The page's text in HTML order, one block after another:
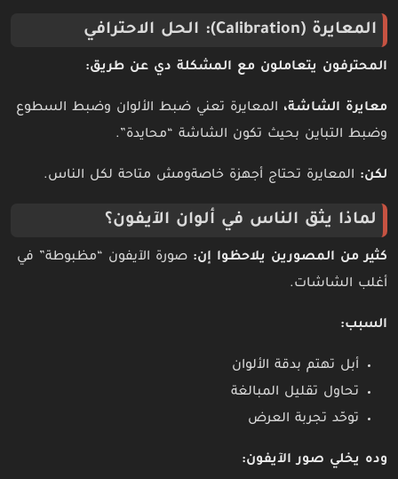
المعايرة (Calibration): الحل الاحترافي
المحترفون يتعاملون مع المشكلة دي عن طريق:
معايرة الشاشة، المعايرة تعني ضبط الألوان وضبط السطوع
وضبط التباين بحيث تكون الشاشة “محايدة”.
لكن: المعايرة تحتاج أجهزة خاصةومش متاحة لكل الناس.
لماذا يثق الناس في ألوان الآيفون؟
كثير من المصورين يلاحظوا إن: صورة الآيفون “مظبوطة” في
أغلب الشاشات.
السبب:
أبل تهتم بدقة الألوان
تحاول تقليل المبالغة
توحّد تجربة العرض
وده يخلي صور الآيفون: